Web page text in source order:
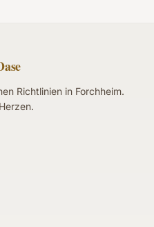
Richtlinien in Forchheim.